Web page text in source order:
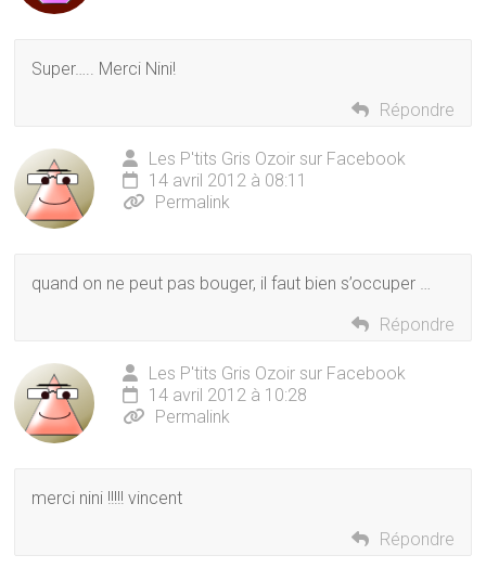
Super….. Merci Nini!
Répondre
Les P'tits Gris Ozoir sur Facebook
14 avril 2012 à 08:11
Permalink
quand on ne peut pas bouger, il faut bien s’occuper …
Répondre
Les P'tits Gris Ozoir sur Facebook
14 avril 2012 à 10:28
Permalink
merci nini !!!!! vincent
Répondre